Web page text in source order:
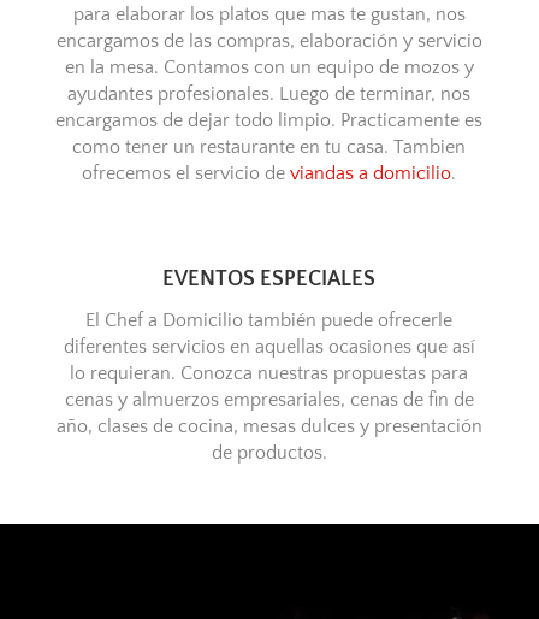
para elaborar los platos que mas te gustan, nos
encargamos de las compras, elaboración y servicio
en la mesa. Contamos con un equipo de mozos y
ayudantes profesionales. Luego de terminar, nos
encargamos de dejar todo limpio. Practicamente es
como tener un restaurante en tu casa. Tambien
ofrecemos el servicio deviandas a domicilio.
EVENTOS ESPECIALES
El Chef a Domicilio también puede ofrecerle
diferentes servicios en aquellas ocasiones que así
lo requieran. Conozca nuestras propuestas para
cenas y almuerzos empresariales, cenas de fin de
año, clases de cocina, mesas dulces y presentación
de productos.